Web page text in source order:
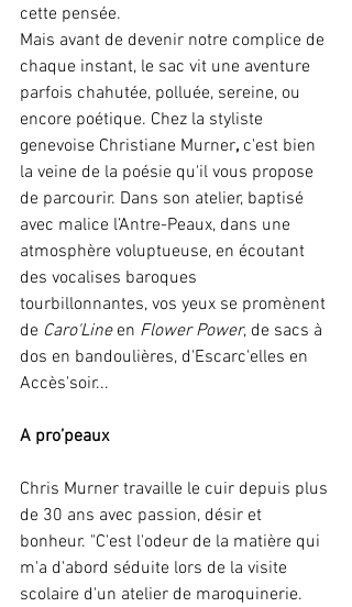
cette pensée.
Mais avant de devenir notre complice de
chaque instant, le sac vit une aventure
parfois chahutée, polluée, sereine, ou
encore poétique. Chez la styliste
genevoise Christiane Murner, c'est bien
la veine de la poésie qu'il vous propose
de parcourir. Dans son atelier, baptisé
avec malice l’Antre-Peaux, dans une
atmosphère voluptueuse, en écoutant
des vocalises baroques
tourbillonnantes, vos yeux se promènent
de Caro'Line en Flower Power, de sacs à
dos en bandoulières, d'Escarc'elles en
Accès'soir...
A pro’peaux
Chris Murner travaille le cuir depuis plus
de 30 ans avec passion, désir et
bonheur. "C'est l'odeur de la matière qui
m'a d'abord séduite lors de la visite
scolaire d'un atelier de maroquinerie.